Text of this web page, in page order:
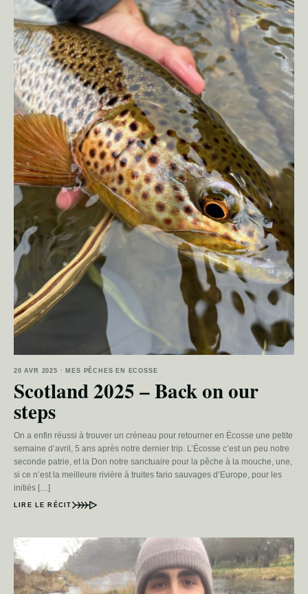
20 AVR 2025 · MES PÊCHES EN ECOSSE
Scotland 2025 – Back on our
steps
On a enfin réussi à trouver un créneau pour retourner en Écosse une petite
semaine d’avril, 5 ans après notre dernier trip. L’Écosse c’est un peu notre
seconde patrie, et la Don notre sanctuaire pour la pêche à la mouche, une,
si ce n’est la meilleure rivière à truites fario sauvages d’Europe, pour les
initiés […]
LIRE LE RÉCIT